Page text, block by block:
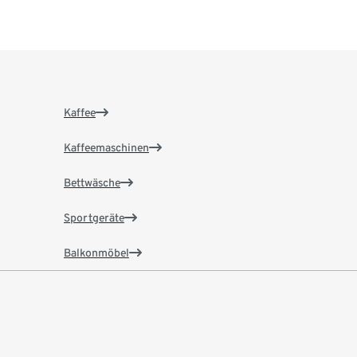
Kaffee
Kaffeemaschinen
Bettwäsche
Sportgeräte
Balkonmöbel